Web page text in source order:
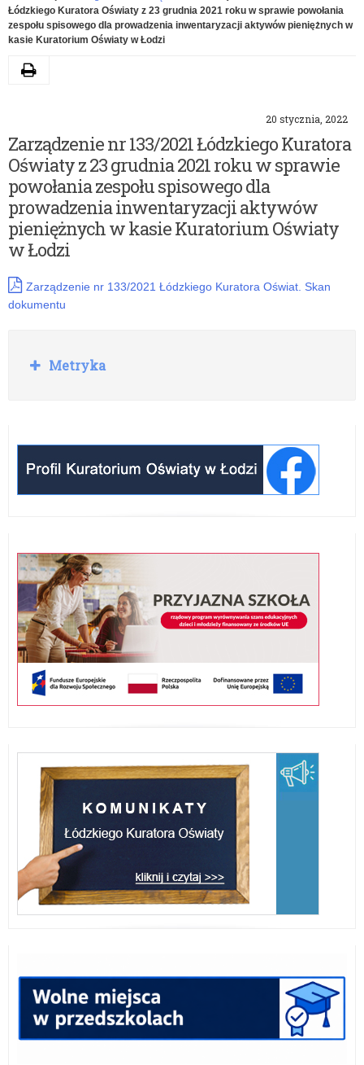
Łódzkiego Kuratora Oświaty z 23 grudnia 2021 roku w sprawie powołania
zespołu spisowego dla prowadzenia inwentaryzacji aktywów pieniężnych w
kasie Kuratorium Oświaty w Łodzi
20 stycznia, 2022
Zarządzenie nr 133/2021 Łódzkiego Kuratora
Oświaty z 23 grudnia 2021 roku w sprawie
powołania zespołu spisowego dla
prowadzenia inwentaryzacji aktywów
pieniężnych w kasie Kuratorium Oświaty
w Łodzi
Zarządzenie nr 133/2021 Łódzkiego Kuratora Oświat. Skan
dokumentu
Drukuj
Rozwiń
Metryka